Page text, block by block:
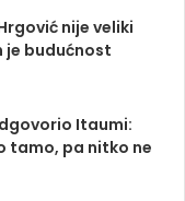
nije veliki
je budućnost
Itaumi:
tamo, pa nitko ne